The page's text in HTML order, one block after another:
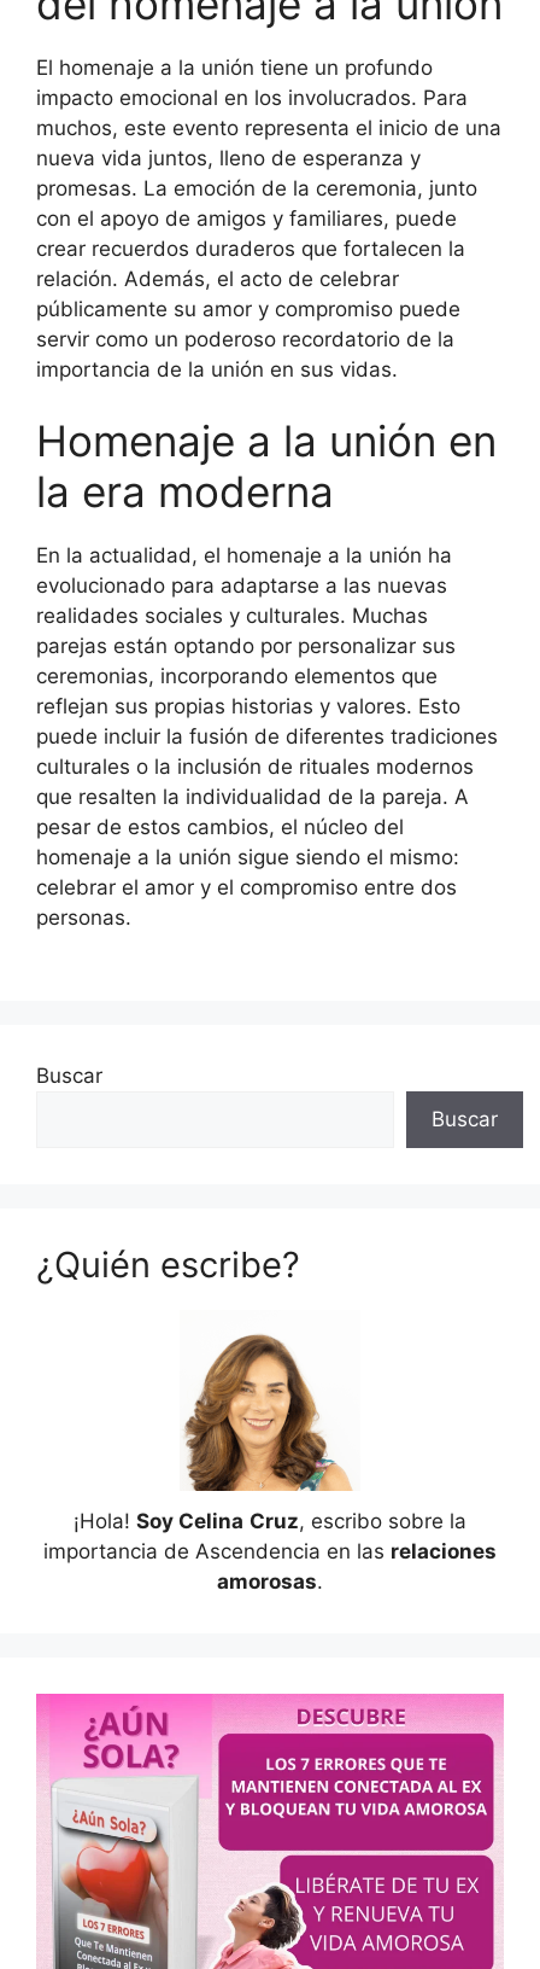
El homenaje a la unión tiene un profundo
impacto emocional en los involucrados. Para
muchos, este evento representa el inicio de una
nueva vida juntos, lleno de esperanza y
promesas. La emoción de la ceremonia, junto
con el apoyo de amigos y familiares, puede
crear recuerdos duraderos que fortalecen la
relación. Además, el acto de celebrar
públicamente su amor y compromiso puede
servir como un poderoso recordatorio de la
importancia de la unión en sus vidas.
Homenaje a la unión en
la era moderna
En la actualidad, el homenaje a la unión ha
evolucionado para adaptarse a las nuevas
realidades sociales y culturales. Muchas
parejas están optando por personalizar sus
ceremonias, incorporando elementos que
reflejan sus propias historias y valores. Esto
puede incluir la fusión de diferentes tradiciones
culturales o la inclusión de rituales modernos
que resalten la individualidad de la pareja. A
pesar de estos cambios, el núcleo del
homenaje a la unión sigue siendo el mismo:
celebrar el amor y el compromiso entre dos
personas.
Buscar
Buscar
¿Quién escribe?
¡Hola! Soy Celina Cruz, escribo sobre la
importancia de Ascendencia en las relaciones
amorosas.